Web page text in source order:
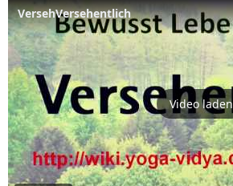
VersehVersehentlich‏‎
Video laden